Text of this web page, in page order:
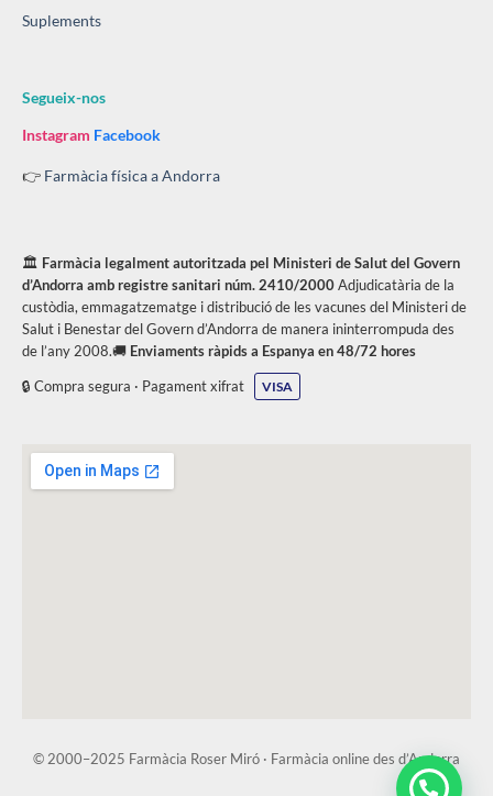
Suplements
Segueix-nos
Instagram Facebook
👉 Farmàcia física a Andorra
🏛️ Farmàcia legalment autoritzada pel Ministeri de Salut del Govern
d’Andorra amb registre sanitari núm. 2410/2000Adjudicatària de la
custòdia, emmagatzematge i distribució de les vacunes del Ministeri de
Salut i Benestar del Govern d’Andorra de manera ininterrompuda des
de l’any 2008.🚚 Enviaments ràpids a Espanya en 48/72 hores
🔒 Compra segura · Pagament xifrat
VISA
© 2000–2025 Farmàcia Roser Miró · Farmàcia online des d’Andorra